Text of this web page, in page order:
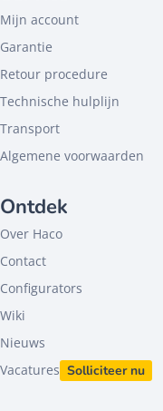
Mijn account
Garantie
Retour procedure
Technische hulplijn
Transport
Algemene voorwaarden
Ontdek
Over Haco
Contact
Configurators
Wiki
Nieuws
Vacatures Solliciteer nu